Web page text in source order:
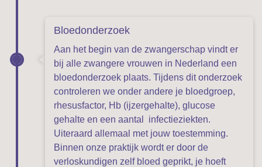
Bloedonderzoek
Aan het begin van de zwangerschap vindt er
bij alle zwangere vrouwen in Nederland een
bloedonderzoek plaats. Tijdens dit onderzoek
controleren we onder andere je bloedgroep,
rhesusfactor, Hb (ijzergehalte), glucose
gehalte en een aantal infectieziekten.
Uiteraard allemaal met jouw toestemming.
Binnen onze praktijk wordt er door de
verloskundigen zelf bloed geprikt, je hoeft